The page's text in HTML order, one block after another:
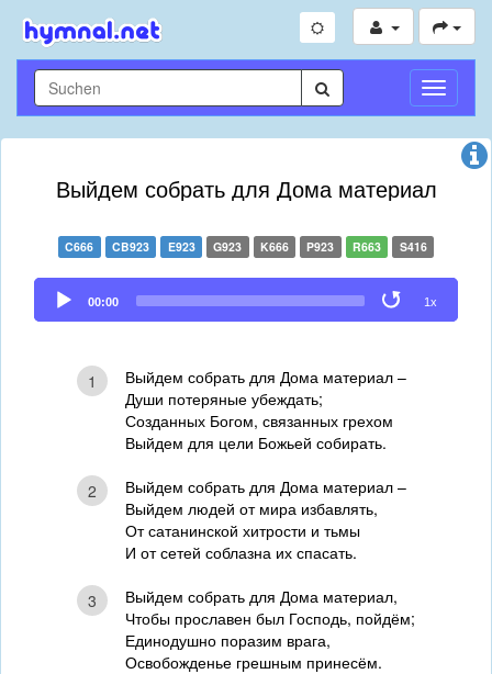
Выйдем собрать для Дома материал
C666 CB923 E923 G923 K666 P923 R663 S416
Audio
Player
00:00 1x
1
Выйдем собрать для Дома материал –
Души потеряные убеждать;
Созданных Богом, связанных грехом
Выйдем для цели Божьей собирать.
2
Выйдем собрать для Дома материал –
Выйдем людей от мира избавлять,
От сатанинской хитрости и тьмы
И от сетей соблазна их спасать.
3
Выйдем собрать для Дома материал,
Чтобы прославен был Господь, пойдём;
Единодушно поразим врага,
Освобожденье грешным принесём.